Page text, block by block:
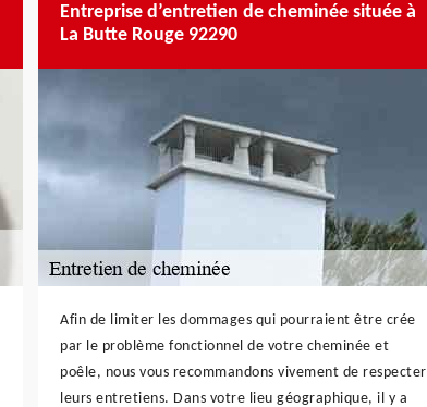
Entreprise d’entretien de cheminée située à
La Butte Rouge 92290
Afin de limiter les dommages qui pourraient être crée
par le problème fonctionnel de votre cheminée et
poêle, nous vous recommandons vivement de respecter
leurs entretiens. Dans votre lieu géographique, il y a